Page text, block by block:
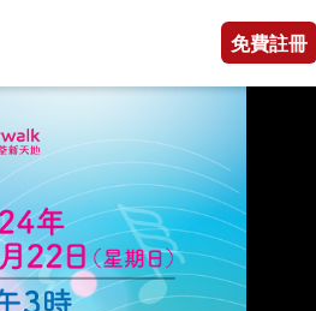
免費註冊